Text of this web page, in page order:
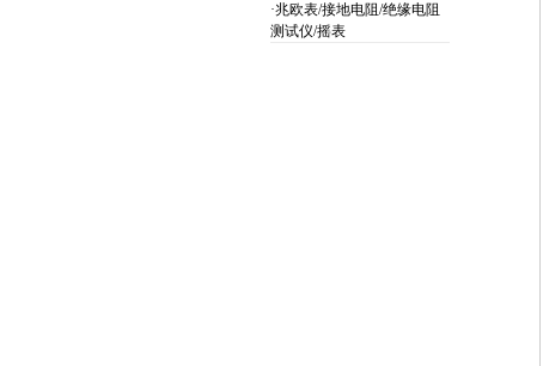
·兆欧表/接地电阻/绝缘电阻
测试仪/摇表